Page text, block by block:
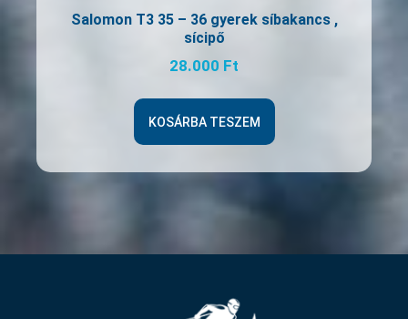
Salomon T3 35 – 36 gyerek síbakancs ,
sícipő
28.000 Ft
KOSÁRBA TESZEM